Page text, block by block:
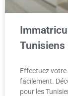
Tunisiens
Effectuez
facilement.
pour les